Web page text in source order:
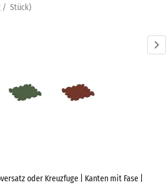
/ Stück)
oder Kreuzfuge | Kanten mit Fase |